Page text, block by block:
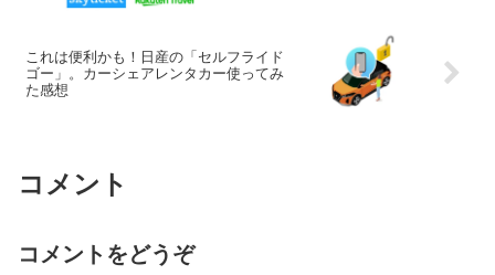
これは便利かも！日産の「セルフライド
ゴー」。カーシェアレンタカー使ってみ
た感想
コメント
コメントをどうぞ